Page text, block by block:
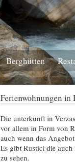
Berghütten
Ferienwohnungen in
Die unterkunft in
vor allem in Form von
auch wenn das
Es gibt Rustici die
zu sehen.